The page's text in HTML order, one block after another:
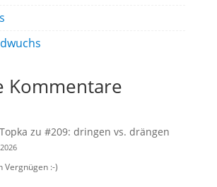
Kommentare
zu#209: dringen vs. drängen
Vergnügen :-)